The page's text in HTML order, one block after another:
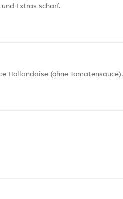
Extras scharf.
Hollandaise (ohne Tomatensauce).